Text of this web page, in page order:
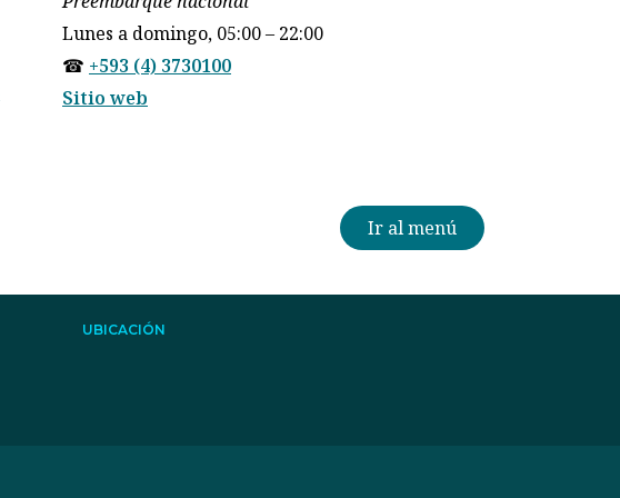
Lunes a domingo, 05:00 – 22:00
☎ +593 (4) 3730100
Sitio web
Ir al menú
UBICACIÓN